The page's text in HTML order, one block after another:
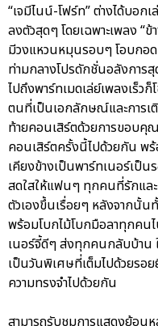
“เจมีไนน์-โฟร์ท” ต่างได้บอก
ลงตัวสุดๆ โดยเฉพาะเพลง
มีวงแหวนหมุนรอบๆ โอบกอด
ท่ามกลางโปรดักชั่นอลังการ
ไปถึงพาร์ทเมดเล่ย์เพลงเร็ว
ตนที่เป็นเอกลักษณ์และการเ
ท้ายคอนเสิร์ตด้วยการขอบคุ
คอนเสิร์ตครั้งนี้ไปด้วยกัน พ
เคียงข้างเป็นพาร์ทเนอร์เป็น
สดใสให้แฟนๆ ทุกคนที่รักแ
ตัวเองขึ้นเรื่อยๆ หลังจากนั้น
พร้อมโบกไม้โบกมือลาทุกคน
เนอร์จี้ดีๆ ส่งทุกคนกลับบ้าน
เป็นวันพิเศษที่เต็มไปด้วยรอ
ความทรงจำไปด้วยกัน
สามารถรับชมการแสดงย้อน